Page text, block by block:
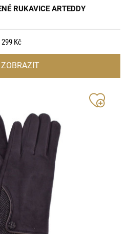
RUKAVICE ARTEDDY
299 Kč
ZOBRAZIT